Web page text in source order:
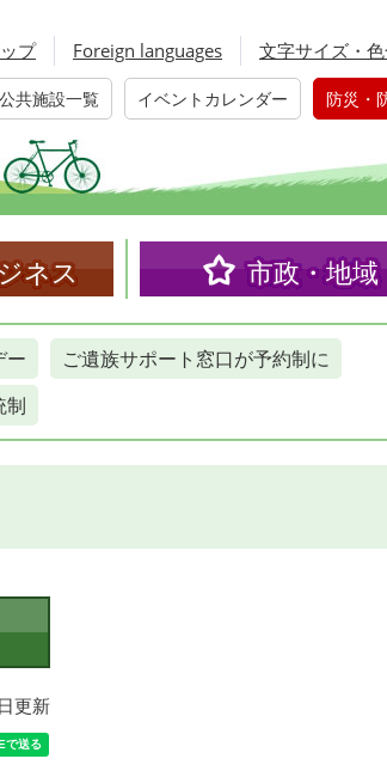
プ Foreign languages 文字サイズ・
公共施設一覧 イベントカレンダー 防災・
ネス 市政・地域
ー
ご遺族サポート窓口が予約制に
制
更新